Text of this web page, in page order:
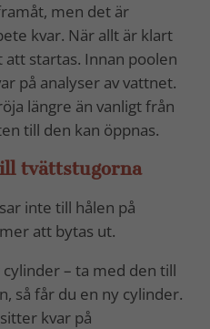
men det är
kvar. När allt är klart
startas. Innan poolen
på analyser av vattnet.
längre än vanligt från
till den kan öppnas.
tvättstugorna
inte till hålen på
att bytas ut.
– ta med den till
så får du en ny cylinder.
kvar på